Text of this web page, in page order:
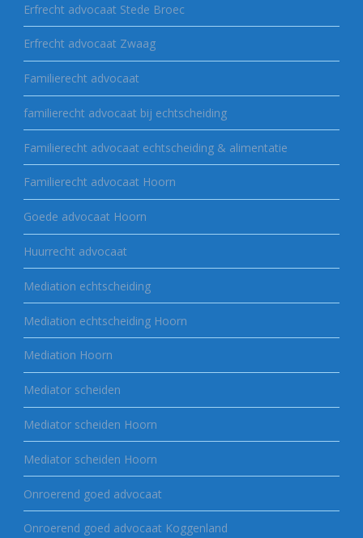
Erfrecht advocaat Stede Broec
Erfrecht advocaat Zwaag
Familierecht advocaat
familierecht advocaat bij echtscheiding
Familierecht advocaat echtscheiding & alimentatie
Familierecht advocaat Hoorn
Goede advocaat Hoorn
Huurrecht advocaat
Mediation echtscheiding
Mediation echtscheiding Hoorn
Mediation Hoorn
Mediator scheiden
Mediator scheiden Hoorn
Mediator scheiden Hoorn
Onroerend goed advocaat
Onroerend goed advocaat Koggenland